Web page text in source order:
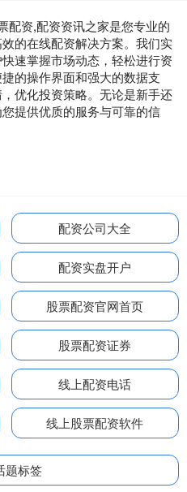
配资,配资资讯之家是您专业的
的在线配资解决方案。我们实
速掌握市场动态，轻松进行资
的操作界面和强大的数据支
优化投资策略。无论是新手还
提供优质的服务与可靠的信
配资公司大全
配资实盘开户
股票配资官网首页
股票配资证券
线上配资电话
线上股票配资软件
题标签